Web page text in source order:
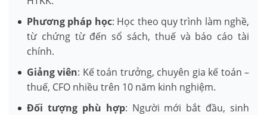
Phương pháp học: Học theo quy trình làm nghề,
từ chứng từ đến sổ sách, thuế và báo cáo tài
chính.
Giảng viên: Kế toán trưởng, chuyên gia kế toán –
thuế, CFO nhiều trên 10 năm kinh nghiệm.
Đối tượng phù hợp: Người mới bắt đầu, sinh